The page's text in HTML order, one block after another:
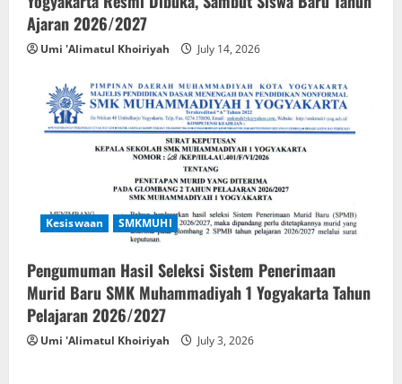
Ajaran 2026/2027
Umi 'Alimatul Khoiriyah July 14, 2026
Kesiswaan SMKMUHI
Pengumuman Hasil Seleksi Sistem Penerimaan
Murid Baru SMK Muhammadiyah 1 Yogyakarta Tahun
Pelajaran 2026/2027
Umi 'Alimatul Khoiriyah July 3, 2026